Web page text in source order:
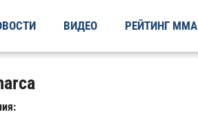
ВИДЕО РЕЙТИНГ ММА